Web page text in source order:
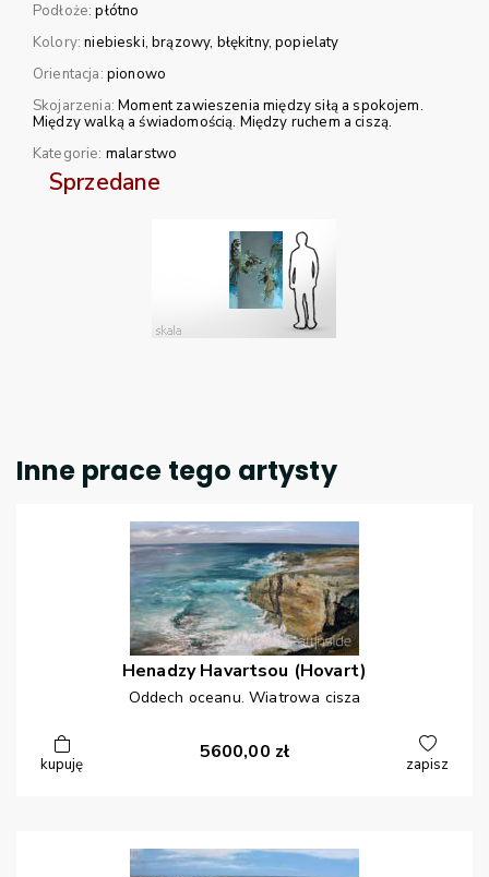
Podłoże:płótno
Kolory:niebieski brązowy błękitny popielaty
Orientacja: pionowo
Skojarzenia:Moment zawieszenia między siłą a spokojem.
Między walką a świadomością. Między ruchem a ciszą.
Kategorie: malarstwo
Sprzedane
Inne prace tego artysty
Henadzy Havartsou (Hovart)
Oddech oceanu. Wiatrowa cisza
kupuję
5600,00 zł
zapisz